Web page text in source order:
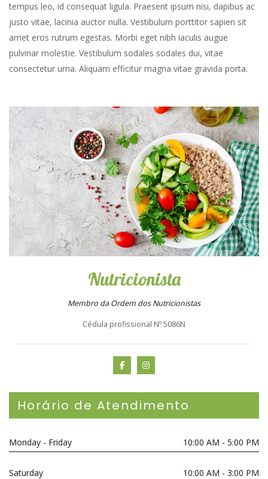
tempus leo, id consequat ligula. Praesent ipsum nisi, dapibus ac
justo vitae, lacinia auctor nulla. Vestibulum porttitor sapien sit
amet eros rutrum egestas. Morbi eget nibh iaculis augue
pulvinar molestie. Vestibulum sodales sodales dui, vitae
consectetur urna. Aliquam efficitur magna vitae gravida porta.
Nutricionista
Membro da Ordem dos Nutricionistas
Cédula profissional Nº 5086N
Horário de Atendimento
Monday - Friday 10:00 AM - 5:00 PM
Saturday 10:00 AM - 3:00 PM